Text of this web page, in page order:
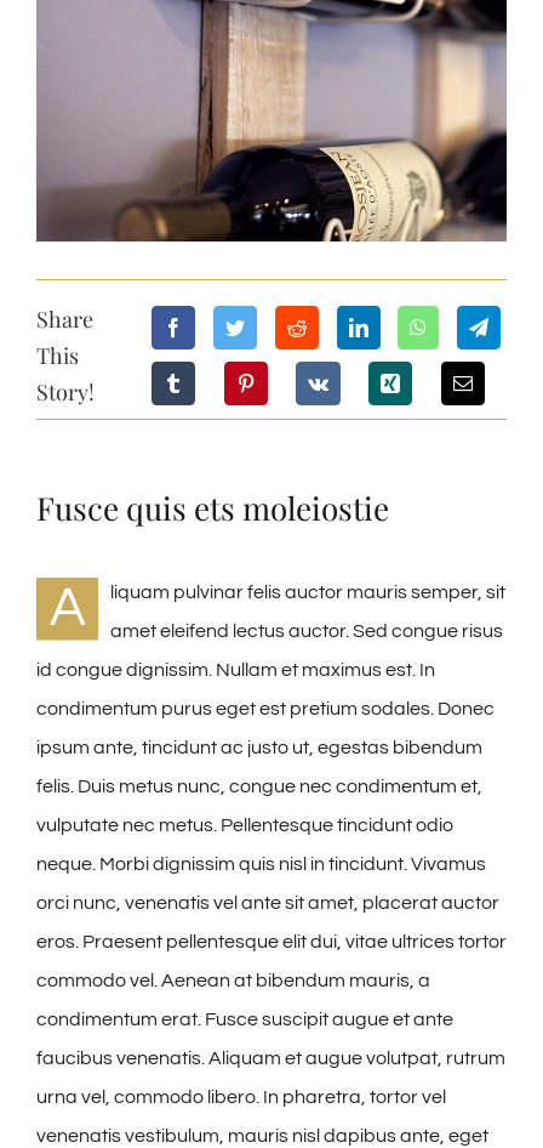
Share
This
Story!
Fusce quis ets moleiostie
A
liquam pulvinar felis auctor mauris semper, sit
amet eleifend lectus auctor. Sed congue risus
id congue dignissim. Nullam et maximus est. In
condimentum purus eget est pretium sodales. Donec
ipsum ante, tincidunt ac justo ut, egestas bibendum
felis. Duis metus nunc, congue nec condimentum et,
vulputate nec metus. Pellentesque tincidunt odio
neque. Morbi dignissim quis nisl in tincidunt. Vivamus
orci nunc, venenatis vel ante sit amet, placerat auctor
eros. Praesent pellentesque elit dui, vitae ultrices tortor
commodo vel. Aenean at bibendum mauris, a
condimentum erat. Fusce suscipit augue et ante
faucibus venenatis. Aliquam et augue volutpat, rutrum
urna vel, commodo libero. In pharetra, tortor vel
venenatis vestibulum, mauris nisl dapibus ante, eget